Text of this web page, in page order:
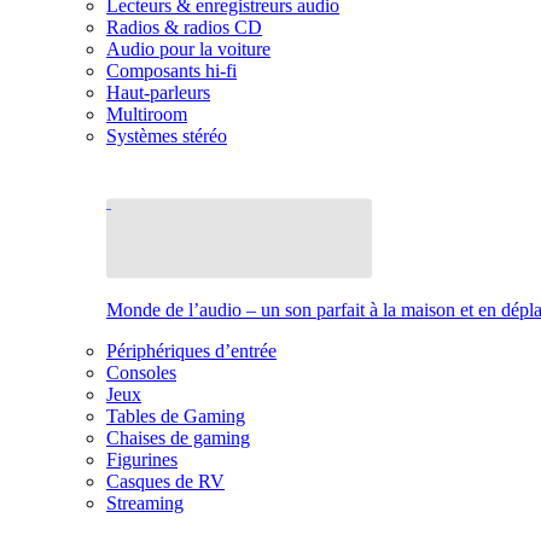
Lecteurs & enregistreurs audio
Radios & radios CD
Audio pour la voiture
Composants hi-fi
Haut-parleurs
Multiroom
Systèmes stéréo
Monde de l’audio – un son parfait à la maison et en
Périphériques d’entrée
Consoles
Jeux
Tables de Gaming
Chaises de gaming
Figurines
Casques de RV
Streaming